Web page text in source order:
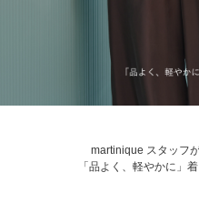
martinique スタッフ
「品よく、軽やかに」